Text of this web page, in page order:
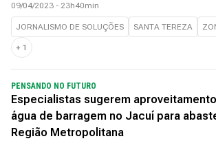
09/04/2023 - 23h40min
JORNALISMO DE SOLUÇÕES SANTA TEREZA
+ 1
PENSANDO NO FUTURO
Especialistas sugerem
água de barragem no Jacuí para
Região Metropolitana